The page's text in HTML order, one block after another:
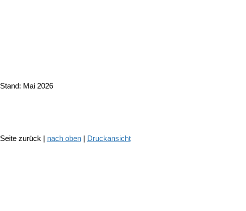
Stand: Mai 2026
Seite zurück | nach oben| Druckansicht